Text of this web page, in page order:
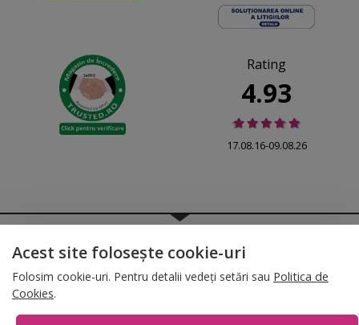
Rating
4.93
17.08.16-09.08.26
• Termene și condiții•Gestionează preferințe cookies
T:+4 0754.069.667
Acest site folosește cookie-uri
Folosim cookie-uri. Pentru detalii vedeți setări sau Politica de
Cookies.